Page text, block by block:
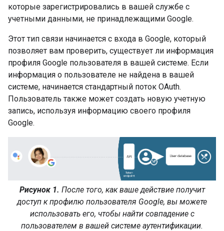
которые зарегистрировались в вашей службе с
учетными данными, не принадлежащими Google.
Этот тип связи начинается с входа в Google, который
позволяет вам проверить, существует ли информация
профиля Google пользователя в вашей системе. Если
информация о пользователе не найдена в вашей
системе, начинается стандартный поток OAuth.
Пользователь также может создать новую учетную
запись, используя информацию своего профиля
Google.
Рисунок 1. После того, как ваше действие получит
доступ к профилю пользователя Google, вы можете
использовать его, чтобы найти совпадение с
пользователем в вашей системе аутентификации.